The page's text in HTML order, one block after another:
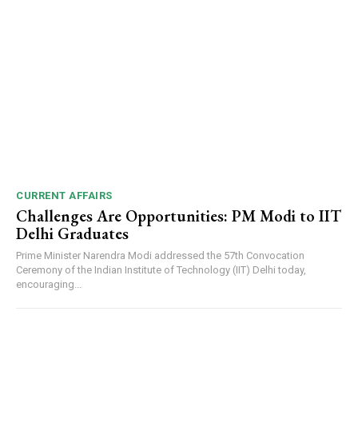
CURRENT AFFAIRS
Challenges Are Opportunities: PM Modi to IIT
Delhi Graduates
Prime Minister Narendra Modi addressed the 57th Convocation
Ceremony of the Indian Institute of Technology (IIT) Delhi today,
encouraging...